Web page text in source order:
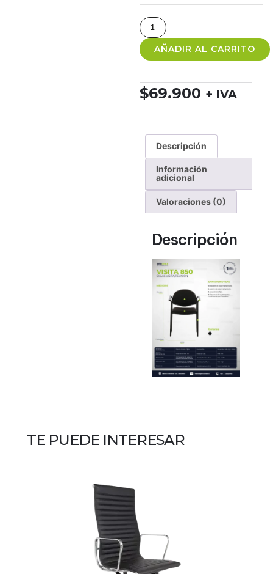
AÑADIR AL CARRITO
$69.900 + IVA
Descripción
Información
adicional
Valoraciones (0)
Descripción
TE PUEDE INTERESAR